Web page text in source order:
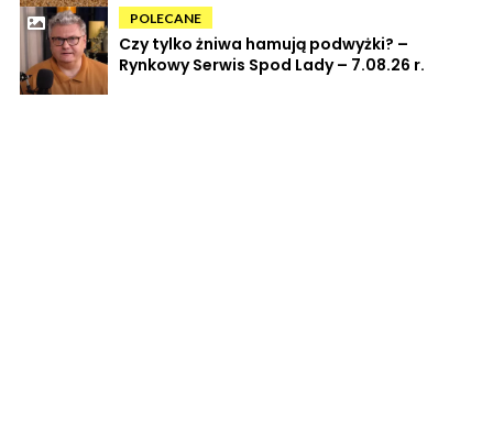
POLECANE
Czy tylko żniwa hamują podwyżki? –
Rynkowy Serwis Spod Lady – 7.08.26 r.